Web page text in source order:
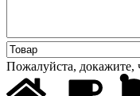
Пожалуйста, докажите,